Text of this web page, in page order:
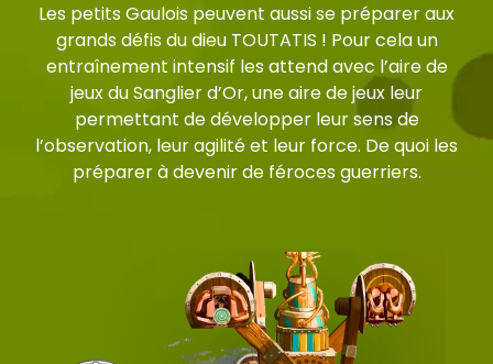
Les petits Gaulois peuvent aussi se préparer aux
grands défis du dieu TOUTATIS ! Pour cela un
entraînement intensif les attend avec l’aire de
jeux du Sanglier d’Or, une aire de jeux leur
permettant de développer leur sens de
l’observation, leur agilité et leur force. De quoi les
préparer à devenir de féroces guerriers.